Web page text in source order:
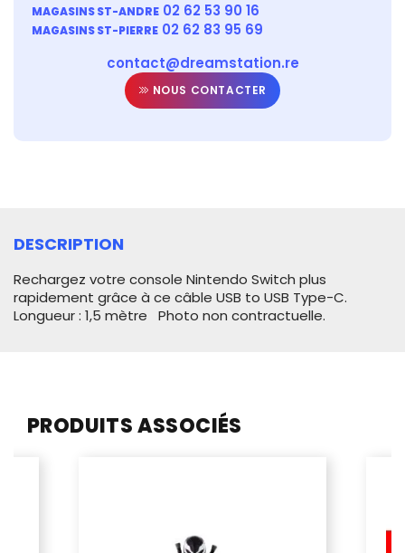
MAGASINS ST-ANDRE 02 62 53 90 16
MAGASINS ST-PIERRE 02 62 83 95 69
contact@dreamstation.re
NOUS CONTACTER
DESCRIPTION
Rechargez votre console Nintendo Switch plus
rapidement grâce à ce câble USB to USB Type-C.
Longueur : 1,5 mètre
Photo non contractuelle.
PRODUITS ASSOCIÉS